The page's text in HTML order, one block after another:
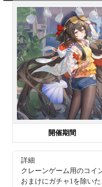
開催期間
詳細
クレーンゲーム用のコイ
おまけにガチャ1を除い